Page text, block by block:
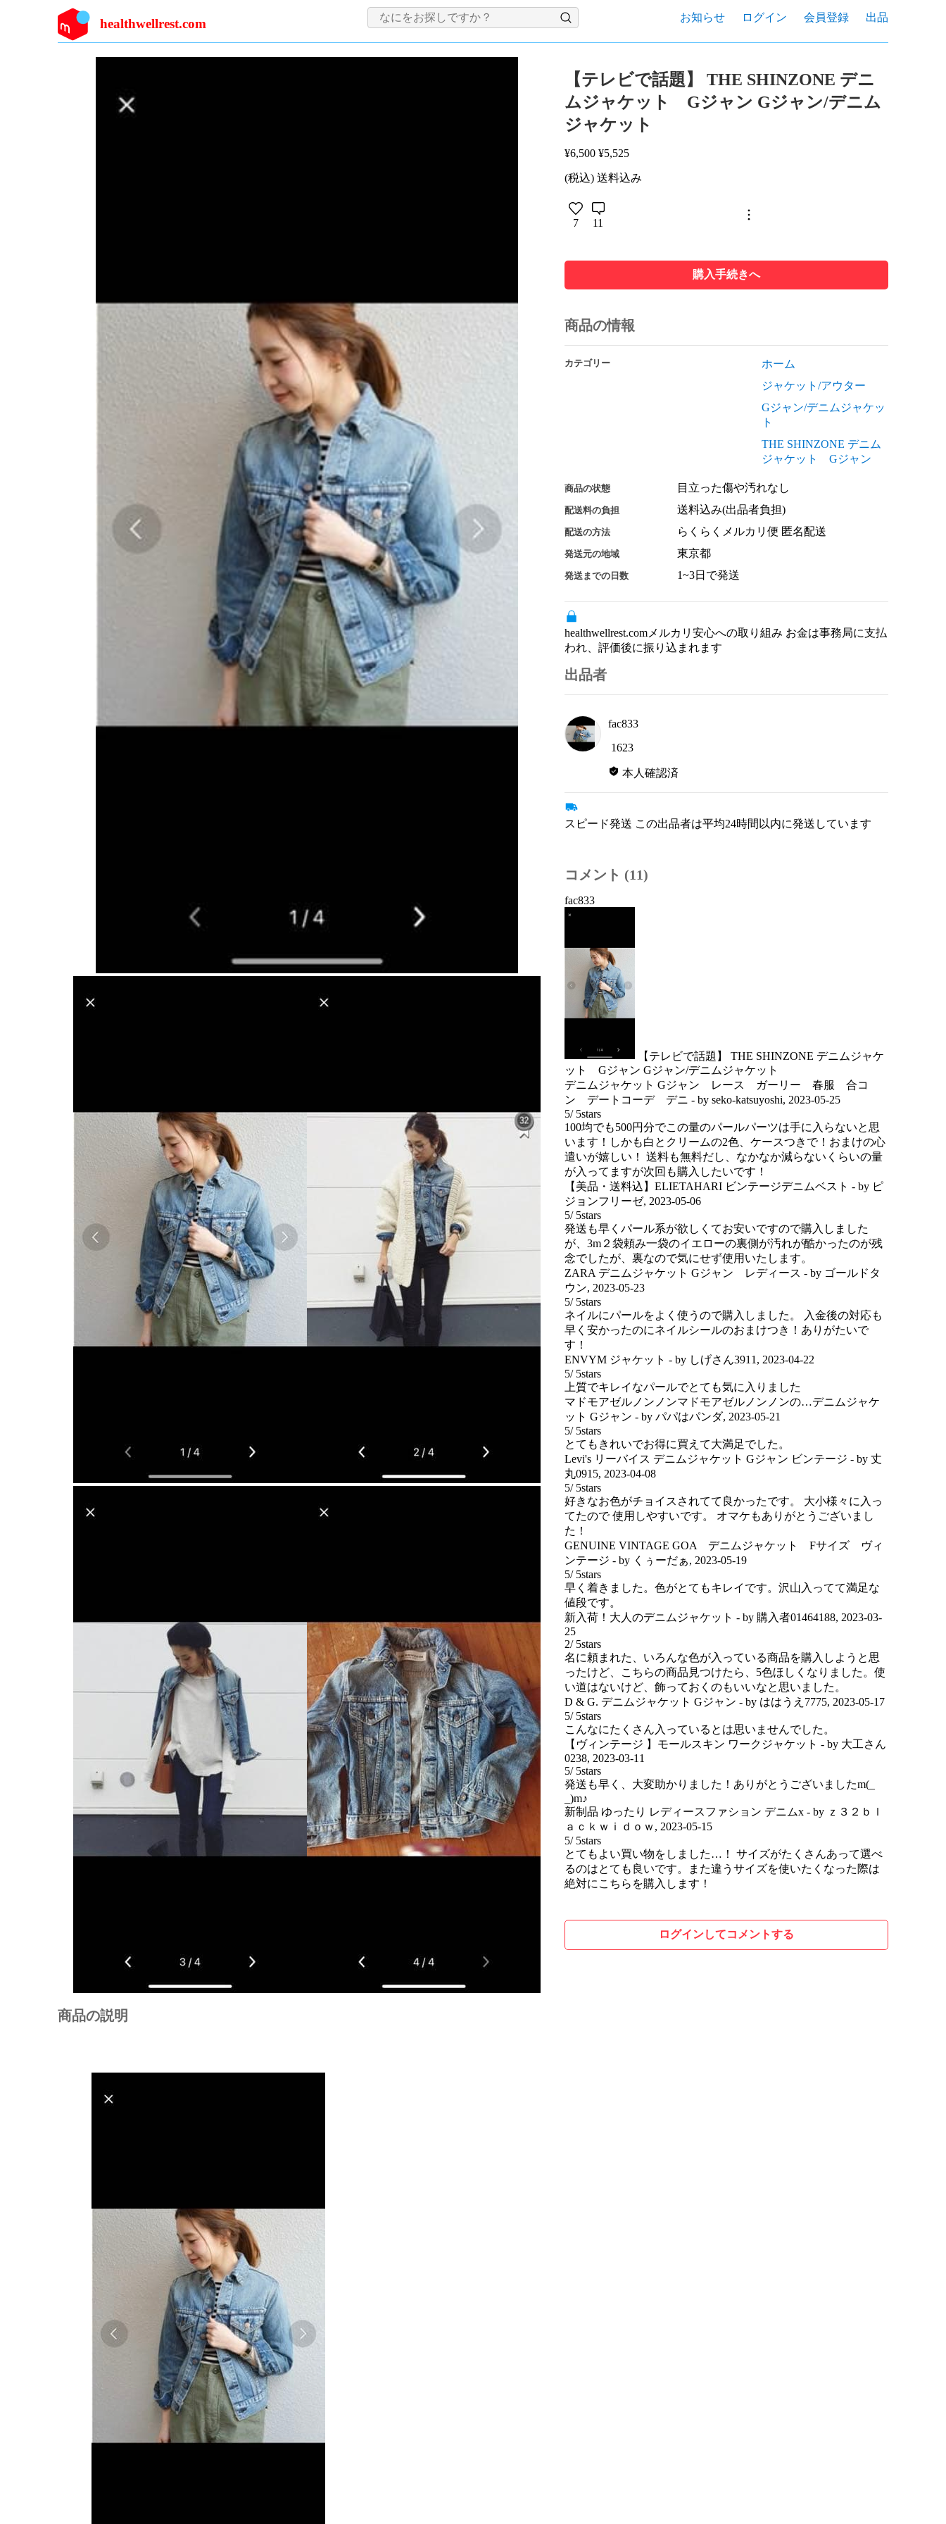
healthwellrest.com お知らせ ログイン 会員登録 出品
商品の説明
【テレビで話題】 THE SHINZONE デニ
ムジャケット Gジャン Gジャン/デニム
ジャケット
¥6,500 ¥5,525
(税込) 送料込み
7 11
購入手続きへ
商品の情報
カテゴリー
ホーム
ジャケット/アウター
Gジャン/デニムジャケッ
ト
THE SHINZONE デニム
ジャケット Gジャン
商品の状態 目立った傷や汚れなし
配送料の負担 送料込み(出品者負担)
配送の方法 らくらくメルカリ便 匿名配送
発送元の地域 東京都
発送までの日数 1~3日で発送
healthwellrest.comメルカリ安心への取り組み お金は事務局に支払
われ、評価後に振り込まれます
出品者
fac833
1623
本人確認済
スピード発送 この出品者は平均24時間以内に発送しています
コメント (11)
fac833
【テレビで話題】 THE SHINZONE デニムジャケ
ット Gジャン Gジャン/デニムジャケット
デニムジャケット Gジャン レース ガーリー 春服 合コ
ン デートコーデ デニ - by seko-katsuyoshi, 2023-05-25
5/ 5stars
100均でも500円分でこの量のパールパーツは手に入らないと思
います！しかも白とクリームの2色、ケースつきで！おまけの心
遣いが嬉しい！ 送料も無料だし、なかなか減らないくらいの量
が入ってますが次回も購入したいです！
【美品・送料込】ELIETAHARI ビンテージデニムベスト - by ピ
ジョンフリーゼ, 2023-05-06
5/ 5stars
発送も早くパール系が欲しくてお安いですので購入しました
が、3m２袋頼み一袋のイエローの裏側が汚れが酷かったのが残
念でしたが、裏なので気にせず使用いたします。
ZARA デニムジャケット Gジャン レディース - by ゴールドタ
ウン, 2023-05-23
5/ 5stars
ネイルにパールをよく使うので購入しました。 入金後の対応も
早く安かったのにネイルシールのおまけつき！ありがたいで
す！
ENVYM ジャケット - by しげさん3911 , 2023-04-22
5/ 5stars
上質でキレイなパールでとても気に入りました
マドモアゼルノンノンマドモアゼルノンノンの…デニムジャケ
ット Gジャン - by パパはパンダ, 2023-05-21
5/ 5stars
とてもきれいでお得に買えて大満足でした。
Levi's リーバイス デニムジャケット Gジャン ビンテージ - by 丈
丸0915, 2023-04-08
5/ 5stars
好きなお色がチョイスされてて良かったです。 大小様々に入っ
てたので 使用しやすいです。 オマケもありがとうございまし
た！
GENUINE VINTAGE GOA デニムジャケット Fサイズ ヴィ
ンテージ - by くぅーだぁ, 2023-05-19
5/ 5stars
早く着きました。色がとてもキレイです。沢山入ってて満足な
値段です。
新入荷！大人のデニムジャケット - by 購入者01464188, 2023-03-
25
2/ 5stars
名に頼まれた、いろんな色が入っている商品を購入しようと思
ったけど、こちらの商品見つけたら、5色ほしくなりました。使
い道はないけど、飾っておくのもいいなと思いました。
D & G. デニムジャケット Gジャン - by ははうえ7775, 2023-05-17
5/ 5stars
こんなにたくさん入っているとは思いませんでした。
【ヴィンテージ 】モールスキン ワークジャケット - by 大工さん
0238, 2023-03-11
5/ 5stars
発送も早く、大変助かりました！ありがとうございましたm(_
_)m♪
新制品 ゆったり レディースファション デニムx- by ｚ３２ｂｌ
ａｃｋｗｉｄｏｗ , 2023-05-15
5/ 5stars
とてもよい買い物をしました…！ サイズがたくさんあって選べ
るのはとても良いです。また違うサイズを使いたくなった際は
絶対にこちらを購入します！
ログインしてコメントする